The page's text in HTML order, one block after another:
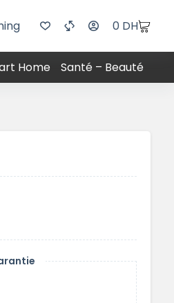
0 DH
Home Santé – Beauté